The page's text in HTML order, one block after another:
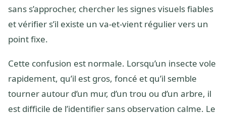
sans s’approcher, chercher les signes visuels fiables
et vérifier s’il existe un va-et-vient régulier vers un
point fixe.
Cette confusion est normale. Lorsqu’un insecte vole
rapidement, qu’il est gros, foncé et qu’il semble
tourner autour d’un mur, d’un trou ou d’un arbre, il
est difficile de l’identifier sans observation calme. Le